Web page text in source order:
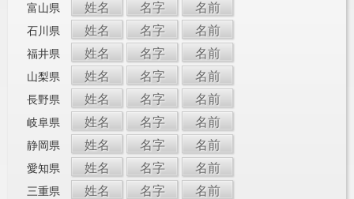
富山県 姓名 名字 名前
石川県 姓名 名字 名前
福井県 姓名 名字 名前
山梨県 姓名 名字 名前
長野県 姓名 名字 名前
岐阜県 姓名 名字 名前
静岡県 姓名 名字 名前
愛知県 姓名 名字 名前
三重県 姓名 名字 名前